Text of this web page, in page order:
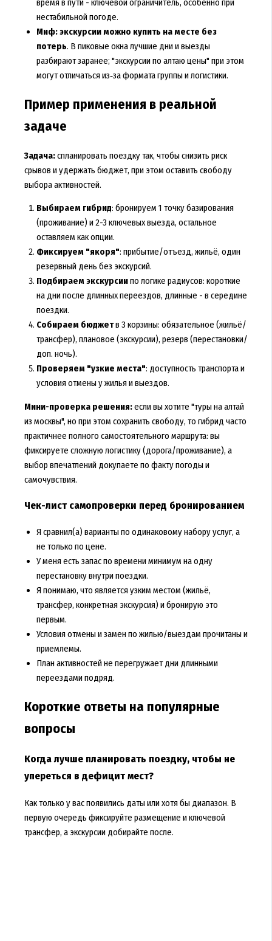
нестабильной погоде.
Миф: экскурсии можно купить на месте без
потерь. В пиковые окна лучшие дни и выезды
разбирают заранее; "экскурсии по алтаю цены" при этом
могут отличаться из‑за формата группы и логистики.
Пример применения в реальной
задаче
Задача:спланировать поездку так, чтобы снизить риск
срывов и удержать бюджет, при этом оставить свободу
выбора активностей.
Выбираем гибрид: бронируем 1 точку базирования
(проживание) и 2-3 ключевых выезда, остальное
оставляем как опции.
Фиксируем "якоря": прибытие/отъезд, жильё, один
резервный день без экскурсий.
Подбираем экскурсиипо логике радиусов: короткие
на дни после длинных переездов, длинные - в середине
поездки.
Собираем бюджетв 3 корзины: обязательное (жильё/
трансфер), плановое (экскурсии), резерв (перестановки/
доп. ночь).
Проверяем "узкие места": доступность транспорта и
условия отмены у жилья и выездов.
Мини-проверка решения:если вы хотите "туры на алтай
из москвы", но при этом сохранить свободу, то гибрид часто
практичнее полного самостоятельного маршрута: вы
фиксируете сложную логистику (дорога/проживание), а
выбор впечатлений докупаете по факту погоды и
самочувствия.
Чек-лист самопроверки перед бронированием
Я сравнил(а) варианты по одинаковому набору услуг, а
не только по цене.
У меня есть запас по времени минимум на одну
перестановку внутри поездки.
Я понимаю, что является узким местом (жильё,
трансфер, конкретная экскурсия) и бронирую это
первым.
Условия отмены и замен по жилью/выездам прочитаны и
приемлемы.
План активностей не перегружает дни длинными
переездами подряд.
Короткие ответы на популярные
вопросы
Когда лучше планировать поездку, чтобы не
упереться в дефицит мест?
Как только у вас появились даты или хотя бы диапазон. В
первую очередь фиксируйте размещение и ключевой
трансфер, а экскурсии добирайте после.